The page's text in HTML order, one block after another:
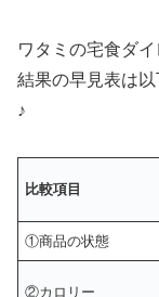
ワタミの宅食ダ
結果の早見表は
♪
比較項目
①商品の状態
②カロリー